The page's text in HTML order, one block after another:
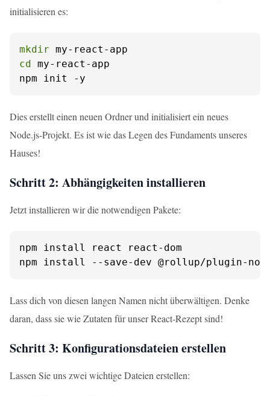
initialisieren es:
mkdir
cd my-react-app
npm init -y
Dies erstellt einen neuen Ordner und initialisiert ein neues
Node.js-Projekt. Es ist wie das Legen des Fundaments unseres
Hauses!
Schritt 2: Abhängigkeiten installieren
Jetzt installieren wir die notwendigen Pakete:
npm install react react-dom
npm install --save-dev @rollup/plugin-
Lass dich von diesen langen Namen nicht überwältigen. Denke
daran, dass sie wie Zutaten für unser React-Rezept sind!
Schritt 3: Konfigurationsdateien erstellen
Lassen Sie uns zwei wichtige Dateien erstellen: